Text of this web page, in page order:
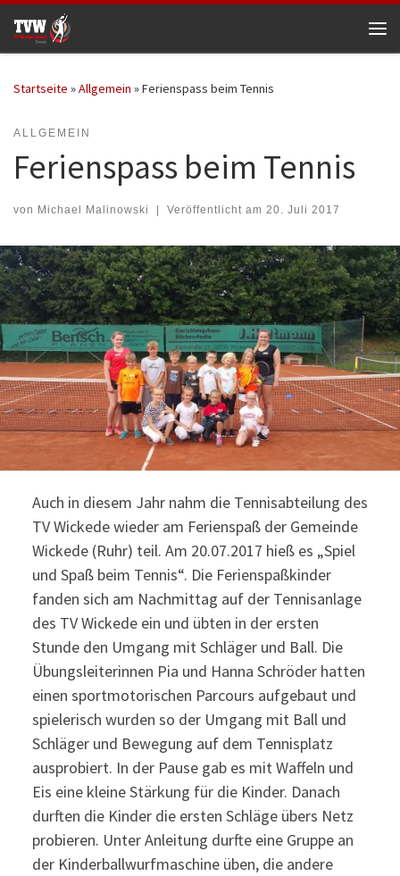
Zum Inhalt springen
Startseite »Allgemein »Ferienspass beim Tennis
ALLGEMEIN
Ferienspass beim Tennis
von Michael Malinowski | Veröffentlicht am 20. Juli 2017
Auch in diesem Jahr nahm die Tennisabteilung des
TV Wickede wieder am Ferienspaß der Gemeinde
Wickede (Ruhr) teil. Am 20.07.2017 hieß es „Spiel
und Spaß beim Tennis“. Die Ferienspaßkinder
fanden sich am Nachmittag auf der Tennisanlage
des TV Wickede ein und übten in der ersten
Stunde den Umgang mit Schläger und Ball. Die
Übungsleiterinnen Pia und Hanna Schröder hatten
einen sportmotorischen Parcours aufgebaut und
spielerisch wurden so der Umgang mit Ball und
Schläger und Bewegung auf dem Tennisplatz
ausprobiert. In der Pause gab es mit Waffeln und
Eis eine kleine Stärkung für die Kinder. Danach
durften die Kinder die ersten Schläge übers Netz
probieren. Unter Anleitung durfte eine Gruppe an
der Kinderballwurfmaschine üben, die andere